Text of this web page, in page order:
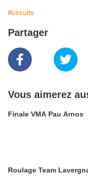
#circuits
Partager
Vous aimerez
Finale VMA Pau Arnos
Roulage Team